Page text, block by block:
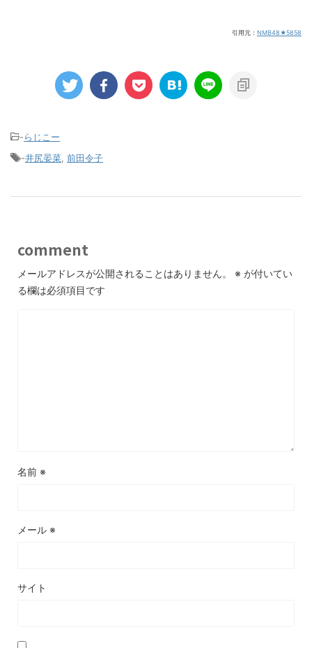
引用元： NMB48★5858
-らじこー
-井尻晏菜 前田令子
comment
メールアドレスが公開されることはありません。 ※ が付いてい
る欄は必須項目です
名前 ※
メール ※
サイト